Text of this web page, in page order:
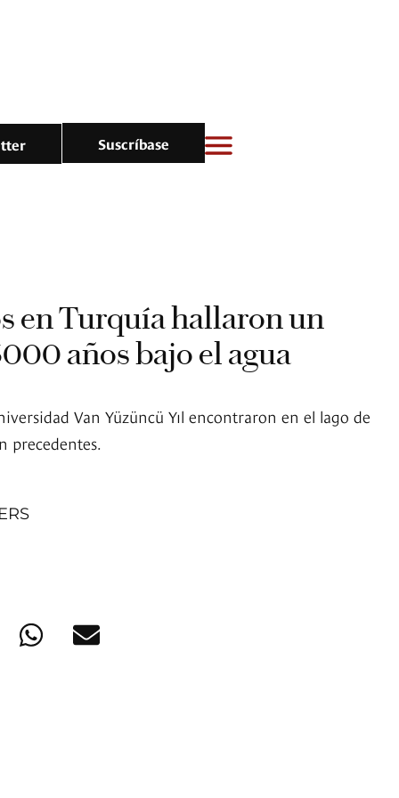
Suscríbase
en Turquía hallaron un
años bajo el agua
Van Yüzüncü Yıl encontraron en el lago de
precedentes.